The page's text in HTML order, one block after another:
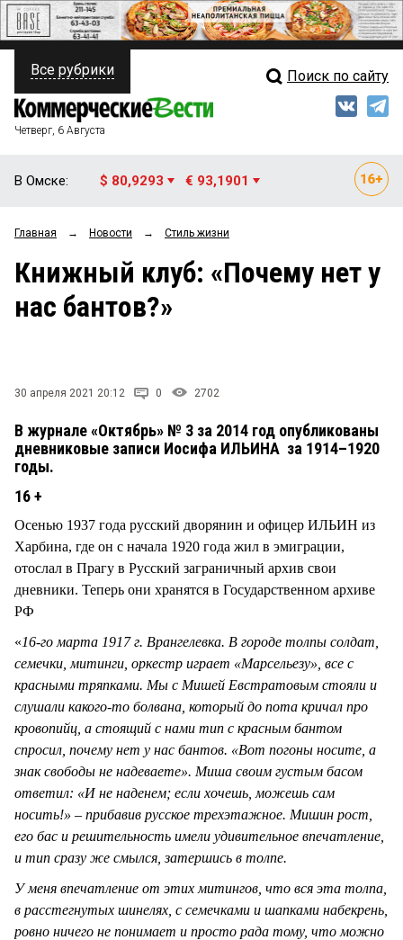
ПОЛИТИКА
ФИНАНСЫ
ОБЩЕСТВО
ЗАКОН
НОВОСТИ КОМПАНИЙ
СТИЛЬ ЖИЗНИ
Свежий выпуск
Рейтинги
Все рубрики Поиск по сайту
Четверг, 6 Августа
В Омске: $ 80,9293 € 93,1901
Главная → Новости → Стиль жизни
Книжный клуб: «Почему нет у
нас бантов?»
30 апреля 2021 20:12 0 2702
В журнале «Октябрь» № 3 за 2014 год опубликованы
дневниковые записи Иосифа ИЛЬИНА за 1914–1920
годы.
16 +
Осенью 1937 года русский дворянин и офицер ИЛЬИН из
Харбина, где он с начала 1920 года жил в эмиграции,
отослал в Прагу в Русский заграничный архив свои
дневники. Теперь они хранятся в Государственном архиве
РФ
«16-го марта 1917 г. Врангелевка. В городе толпы солдат,
семечки, митинги, оркестр играет «Марсельезу», все с
красными тряпками. Мы с Мишей Евстратовым стояли и
слушали какого-то болвана, который до пота кричал про
кровопийц, а стоящий с нами тип с красным бантом
спросил, почему нет у нас бантов. «Вот погоны носите, а
знак свободы не надеваете». Миша своим густым басом
ответил: «И не наденем; если хочешь, можешь сам
носить!» – прибавив русское трехэтажное. Мишин рост,
его бас и решительность имели удивительное впечатление,
и тип сразу же смылся, затершись в толпе.
У меня впечатление от этих митингов, что вся эта толпа,
в расстегнутых шинелях, с семечками и шапками набекрень,
ровно ничего не понимает и просто рада тому, что можно